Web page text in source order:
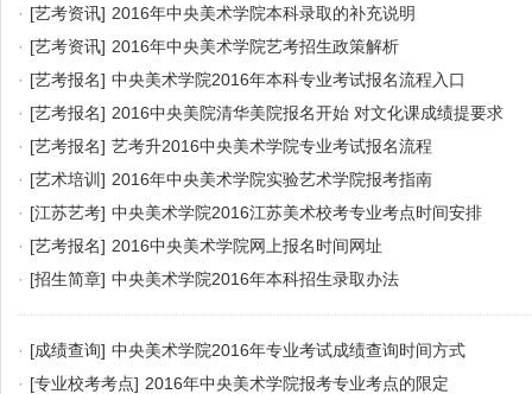
· [艺考资讯] 2016年中央美术学院本科录取的补充说明
· [艺考资讯] 2016年中央美术学院艺考招生政策解析
· [艺考报名] 中央美术学院2016年本科专业考试报名流程入口
· [艺考报名] 2016中央美院清华美院报名开始 对文化课成绩提要求
· [艺考报名] 艺考升2016中央美术学院专业考试报名流程
· [艺术培训] 2016年中央美术学院实验艺术学院报考指南
· [江苏艺考] 中央美术学院2016江苏美术校考专业考点时间安排
· [艺考报名] 2016中央美术学院网上报名时间网址
· [招生简章] 中央美术学院2016年本科招生录取办法
· [成绩查询] 中央美术学院2016年专业考试成绩查询时间方式
· [专业校考考点] 2016年中央美术学院报考专业考点的限定